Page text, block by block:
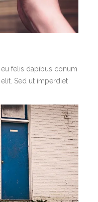
felis dapibus conum
Sed ut imperdiet